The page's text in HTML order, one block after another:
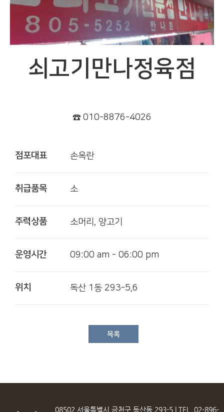
쇠고기만나정육점
☎ 010-8876-4026
점포대표 손옥란
취급품목 소
주력상품 소머리, 양고기
운영시간 09:00 am - 06:00 pm
위치 독산 1동 293-5,6
목록
08502 서울특별시 금천구 독산동 293-5 | TEL. 02-896-